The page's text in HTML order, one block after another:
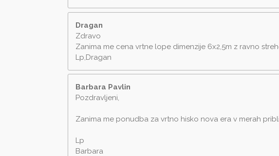
Dragan
Zdravo
Zanima me cena vrtne lope dimenzije 6x2,5m z ravno
Lp,Dragan
Barbara Pavlin
Pozdravljeni,
Zanima me ponudba za vrtno hisko nova era v merah
Lp
Barbara